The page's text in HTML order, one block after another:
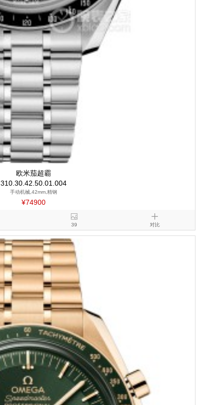
欧米茄超霸
310.30.42.50.01.004
手动机械,42mm,精钢
¥74900
39 对比